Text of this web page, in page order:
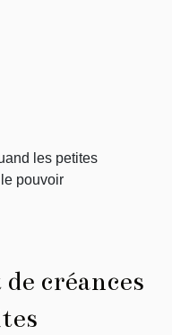
les petites
pouvoir
créances